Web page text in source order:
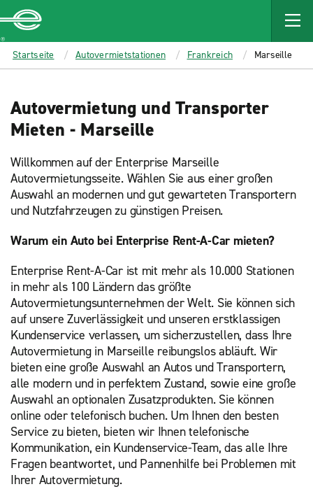
MAIN
CONTENT
Enterprise
Startseite Autovermietstationen Frankreich Marseille
Autovermietung und Transporter
Mieten - Marseille
Willkommen auf der Enterprise Marseille
Autovermietungsseite. Wählen Sie aus einer großen
Auswahl an modernen und gut gewarteten Transportern
und Nutzfahrzeugen zu günstigen Preisen.
Warum ein Auto bei Enterprise Rent-A-Car mieten?
Enterprise Rent-A-Car ist mit mehr als 10.000 Stationen
in mehr als 100 Ländern das größte
Autovermietungsunternehmen der Welt. Sie können sich
auf unsere Zuverlässigkeit und unseren erstklassigen
Kundenservice verlassen, um sicherzustellen, dass Ihre
Autovermietung in Marseille reibungslos abläuft. Wir
bieten eine große Auswahl an Autos und Transportern,
alle modern und in perfektem Zustand, sowie eine große
Auswahl an optionalen Zusatzprodukten. Sie können
online oder telefonisch buchen. Um Ihnen den besten
Service zu bieten, bieten wir Ihnen telefonische
Kommunikation, ein Kundenservice-Team, das alle Ihre
Fragen beantwortet, und Pannenhilfe bei Problemen mit
Ihrer Autovermietung.